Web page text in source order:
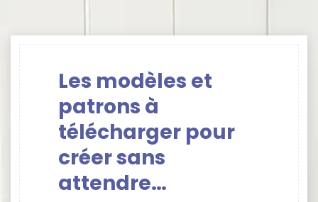
Les modèles et
patrons à
télécharger pour
créer sans
attendre…